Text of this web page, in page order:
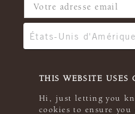
THIS WEBSITE USES
Hi, just letting you
cookies to ensure you